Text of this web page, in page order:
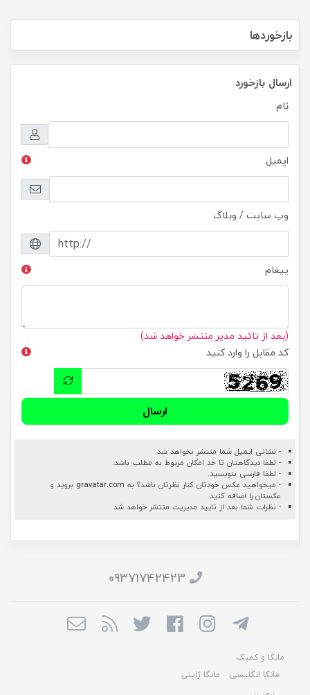
بازخوردها
ارسال بازخورد
نام
ایمیل
وب سایت / وبلاگ
پیغام
(بعد از تائید مدیر منتشر خواهد شد)
کد مقابل را وارد کنید
ارسال
- نشانی ایمیل شما منتشر نخواهد شد.
- لطفا دیدگاهتان تا حد امکان مربوط به مطلب باشد.
- لطفا فارسی بنویسید.
- میخواهید عکس خودتان کنار نظرتان باشد؟ به gravatar.com بروید و
عکستان را اضافه کنید.
- نظرات شما بعد از تایید مدیریت منتشر خواهد شد
09371742423
مانگا و کمیک
مانگا انگلیسی
مانگا ژاپنی